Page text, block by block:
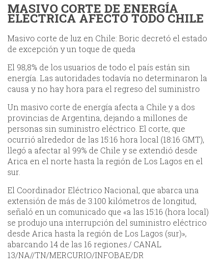
MASIVO CORTE DE ENERGÍA
ELÉCTRICA AFECTÓ TODO CHILE
Masivo corte de luz en Chile: Boric decretó el estado
de excepción y un toque de queda
El 98,8% de los usuarios de todo el país están sin
energía. Las autoridades todavía no determinaron la
causa y no hay hora para el regreso del suministro
Un masivo corte de energía afecta a Chile y a dos
provincias de Argentina, dejando a millones de
personas sin suministro eléctrico. El corte, que
ocurrió alrededor de las 15:16 hora local (18:16 GMT),
llegó a afectar al 99% de Chile y se extendió desde
Arica en el norte hasta la región de Los Lagos en el
sur.
El Coordinador Eléctrico Nacional, que abarca una
extensión de más de 3.100 kilómetros de longitud,
señaló en un comunicado que «a las 15:16 (hora local)
se produjo una interrupción del suministro eléctrico
desde Arica hasta la región de Los Lagos (sur)»,
abarcando 14 de las 16 regiones./ CANAL
13/NA//TN/MERCURIO/INFOBAE/DR